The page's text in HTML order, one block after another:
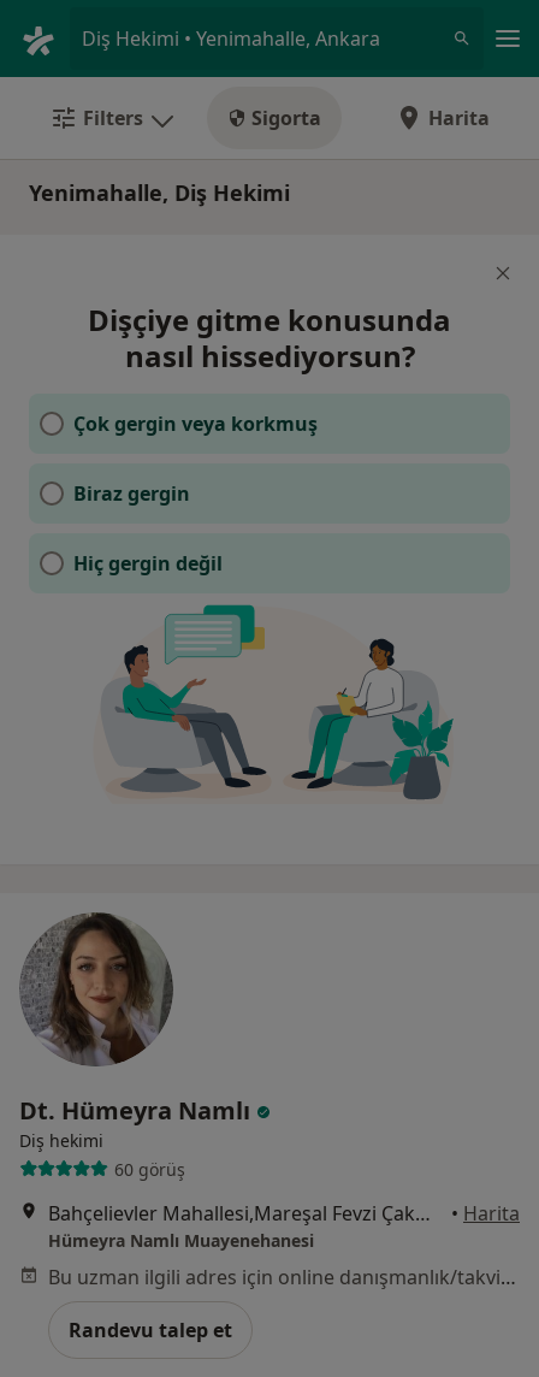
Diş Hekimi • Yenimahalle, Ankara
Filters Sigorta Harita
Yenimahalle, Diş Hekimi
Dişçiye gitme konusunda
nasıl hissediyorsun?
Çok gergin veya korkmuş
Biraz gergin
Hiç gergin değil
Dt. Hümeyra Namlı
Diş hekimi
60 görüş
Bahçelievler Mahallesi,Mareşal Fevzi Çakmak Caddesi,Başkent Apartmanı,No:4/8, Ankara • Harita
Hümeyra Namlı Muayenehanesi
Bu uzman ilgili adres için online danışmanlık/takvim sunmuyor.
Randevu talep et